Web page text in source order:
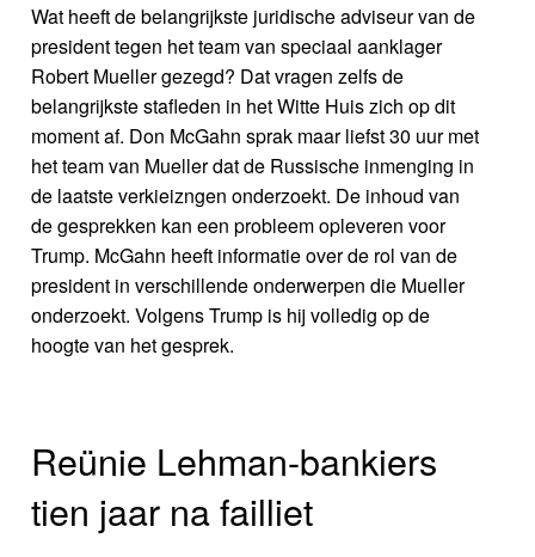
Wat heeft de belangrijkste juridische adviseur van de
president tegen het team van speciaal aanklager
Robert Mueller gezegd? Dat vragen zelfs de
belangrijkste stafleden in het Witte Huis zich op dit
moment af. Don McGahn sprak maar liefst 30 uur met
het team van Mueller dat de Russische inmenging in
de laatste verkieizngen onderzoekt. De inhoud van
de gesprekken kan een probleem opleveren voor
Trump. McGahn heeft informatie over de rol van de
president in verschillende onderwerpen die Mueller
onderzoekt. Volgens Trump is hij volledig op de
hoogte van het gesprek.
Reünie Lehman-bankiers
tien jaar na failliet